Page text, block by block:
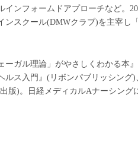
インフォームドアプローチなど。
ンスクール(DMWクラブ)を主宰し
ーガル理論」がやさしくわかる本
ルス入門』(リボンパブリッシング
版)。日経メディカルAナーシング